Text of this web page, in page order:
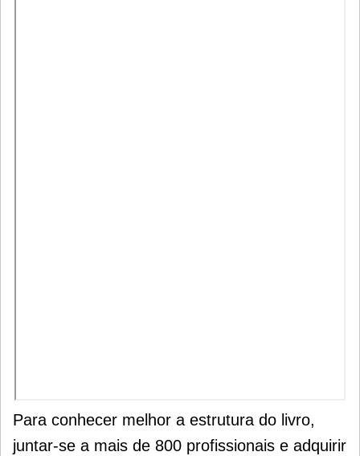
Para conhecer melhor a estrutura do livro,
juntar-se a mais de 800 profissionais e adquirir